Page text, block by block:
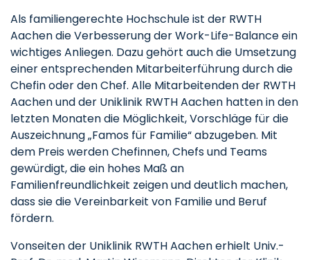
Als familiengerechte Hochschule ist der RWTH
Aachen die Verbesserung der Work-Life-Balance ein
wichtiges Anliegen. Dazu gehört auch die Umsetzung
einer entsprechenden Mitarbeiterführung durch die
Chefin oder den Chef. Alle Mitarbeitenden der RWTH
Aachen und der Uniklinik RWTH Aachen hatten in den
letzten Monaten die Möglichkeit, Vorschläge für die
Auszeichnung „Famos für Familie“ abzugeben. Mit
dem Preis werden Chefinnen, Chefs und Teams
gewürdigt, die ein hohes Maß an
Familienfreundlichkeit zeigen und deutlich machen,
dass sie die Vereinbarkeit von Familie und Beruf
fördern.
Vonseiten der Uniklinik RWTH Aachen erhielt Univ.-